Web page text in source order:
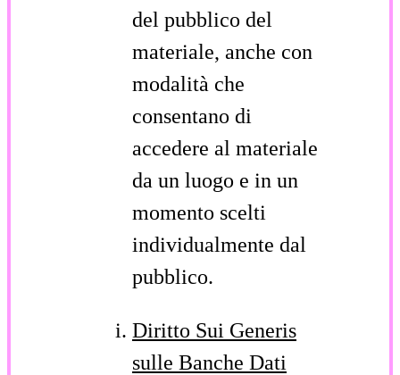
del pubblico del
materiale, anche con
modalità che
consentano di
accedere al materiale
da un luogo e in un
momento scelti
individualmente dal
pubblico.
Diritto Sui Generis
sulle Banche Dati